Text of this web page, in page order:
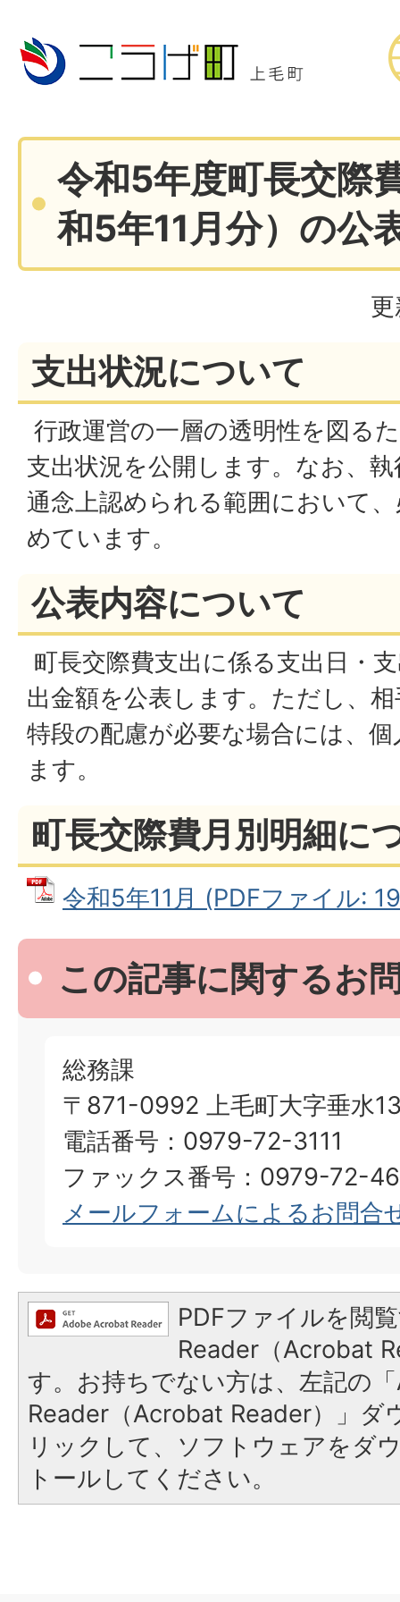
令和5年度町長交際
和5年11月分）の公
支出状況について
行政運営の一層の透明性を図る
支出状況を公開します。なお、
通念上認められる範囲において
めています。
公表内容について
町長交際費支出に係る支出日・
出金額を公表します。ただし、
特段の配慮が必要な場合には、
ます。
町長交際費月別明細に
令和5年11月 (PDFファイル:
この記事に関するお
総務課
〒871-0992 上毛町大字垂水
電話番号：0979-72-3111
ファックス番号：0979-72-
メールフォームによるお問合
PDFファイルを閲
Reader（Acrobat
す。お持ちでない方は、左記の
Reader（Acrobat Reader）」ダ
リックして、ソフトウェアをダ
トールしてください。